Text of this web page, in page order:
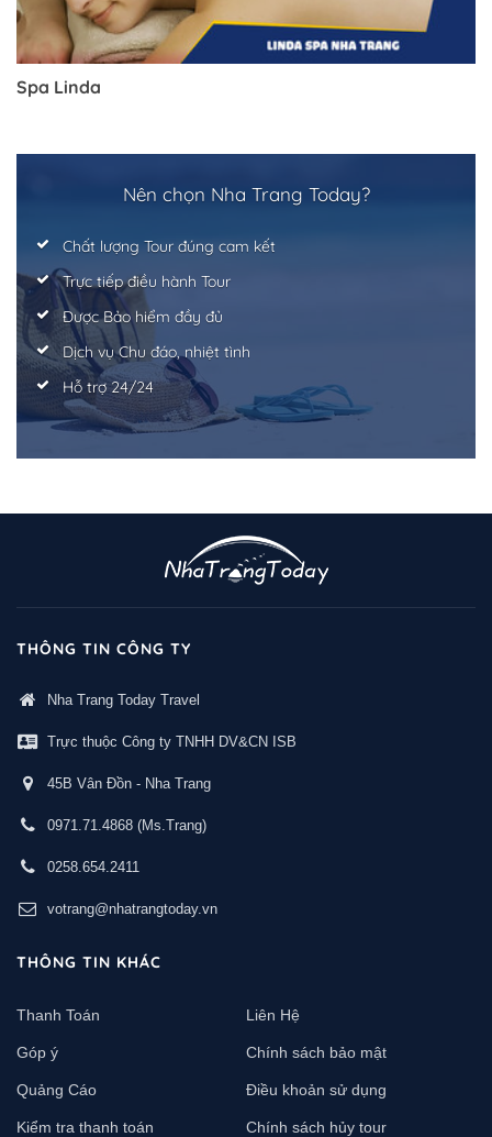
Spa Linda
Nên chọn Nha Trang Today?
Chất lượng Tour đúng cam kết
Trực tiếp điều hành Tour
Được Bảo hiểm đầy đủ
Dịch vụ Chu đáo, nhiệt tình
Hỗ trợ 24/24
THÔNG TIN CÔNG TY
Nha Trang Today Travel
Trực thuộc Công ty TNHH DV&CN ISB
45B Vân Đồn - Nha Trang
0971.71.4868 (Ms.Trang)
0258.654.2411
votrang@nhatrangtoday.vn
THÔNG TIN KHÁC
Thanh Toán Liên Hệ
Góp ý Chính sách bảo mật
Quảng Cáo Điều khoản sử dụng
Kiểm tra thanh toán Chính sách hủy tour